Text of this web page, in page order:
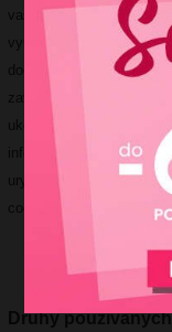
vašem počítači, které
využíváním stránek a
dočasné nebo trvalé.
zavření prohlížeče,
ukončení vašeho
informací, jako vaše
urychluje vaše použití
cookies pro následující
Druhy